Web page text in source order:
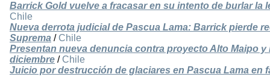
Barrick Gold vuelve a fracasar en su intento de burlar la
Chile
Nueva derrota judicial de Pascua Lama: Barrick pierde
Suprema / Chile
Presentan nueva denuncia contra proyecto Alto Maipo y
diciembre / Chile
Juicio por destrucción de glaciares en Pascua Lama en